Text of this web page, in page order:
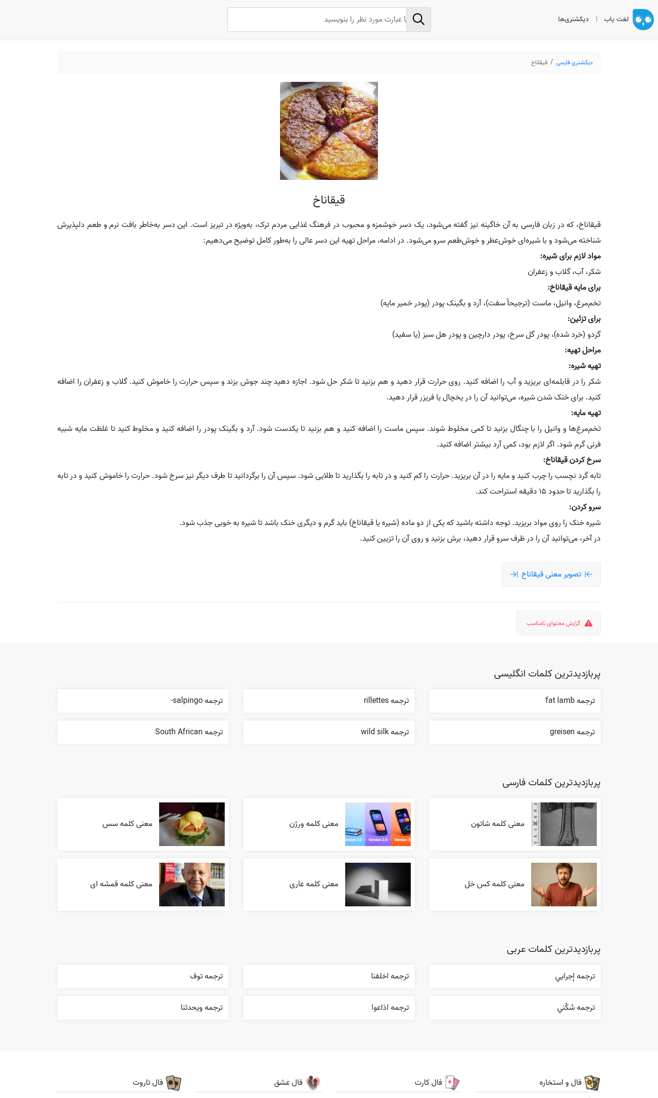
لغت یاب | دیکشنری‌ها
دیکشنری فارسی قیقاناخ
قیقاناخ
قیقاناخ، که در زبان فارسی به آن خاگینه نیز گفته می‌شود، یک دسر خوشمزه و محبوب در فرهنگ غذایی مردم ترک، به‌ویژه در تبریز است. این دسر به‌خاطر بافت نرم و طعم دلپذیرش
شناخته می‌شود و با شیره‌ای خوش‌عطر و خوش‌طعم سرو می‌شود. در ادامه، مراحل تهیه این دسر عالی را به‌طور کامل توضیح می‌دهیم:
مواد لازم برای شیره:
شکر، آب، گلاب و زعفران
برای مایه قیقاناخ:
تخم‌مرغ، وانیل، ماست (ترجیحاً سفت)، آرد و بگینک پودر (پودر خمیر مایه)
برای تزئین:
گردو (خرد شده)، پودر گل سرخ، پودر دارچین و پودر هل سبز (یا سفید)
مراحل تهیه:
تهیه شیره:
شکر را در قابلمه‌ای بریزید و آب را اضافه کنید. روی حرارت قرار دهید و هم بزنید تا شکر حل شود. اجازه دهید چند جوش بزند و سپس حرارت را خاموش کنید. گلاب و زعفران را اضافه
کنید. برای خنک شدن شیره، می‌توانید آن را در یخچال یا فریزر قرار دهید.
تهیه مایه:
تخم‌مرغ‌ها و وانیل را با چنگال بزنید تا کمی مخلوط شوند. سپس ماست را اضافه کنید و هم بزنید تا یکدست شود. آرد و بگینک پودر را اضافه کنید و مخلوط کنید تا غلظت مایه شبیه
فرنی گرم شود. اگر لازم بود، کمی آرد بیشتر اضافه کنید.
سرخ کردن قیقاناخ:
تابه گرد نچسب را چرب کنید و مایه را در آن بریزید. حرارت را کم کنید و در تابه را بگذارید تا طلایی شود. سپس آن را برگردانید تا طرف دیگر نیز سرخ شود. حرارت را خاموش کنید و در تابه
را بگذارید تا حدود ۱۵ دقیقه استراحت کند.
سرو کردن:
شیره خنک را روی مواد بریزید. توجه داشته باشید که یکی از دو ماده (شیره یا قیقاناخ) باید گرم و دیگری خنک باشد تا شیره به خوبی جذب شود.
در آخر، می‌توانید آن را در ظرف سرو قرار دهید، برش بزنید و روی آن را تزیین کنید.
تصویر معنی قیقاناخ
گزارش محتوای نامناسب
پربازدیدترین کلمات انگلیسی
ترجمه fat lamb ترجمه rillettes ترجمه salpingo-
ترجمه greisen ترجمه wild silk ترجمه South African
پربازدیدترین کلمات فارسی
معنی کلمه شاتون معنی کلمه ورژن معنی کلمه سس
معنی کلمه کس خل معنی کلمه عاری معنی کلمه قمشه ای
پربازدیدترین کلمات عربی
ترجمه إجرایي ترجمه اخلفنا ترجمه توف
ترجمه سُکْني ترجمه اذاعوا ترجمه ويحدثنا
فال و استخاره فال کارت فال عشق فال تاروت